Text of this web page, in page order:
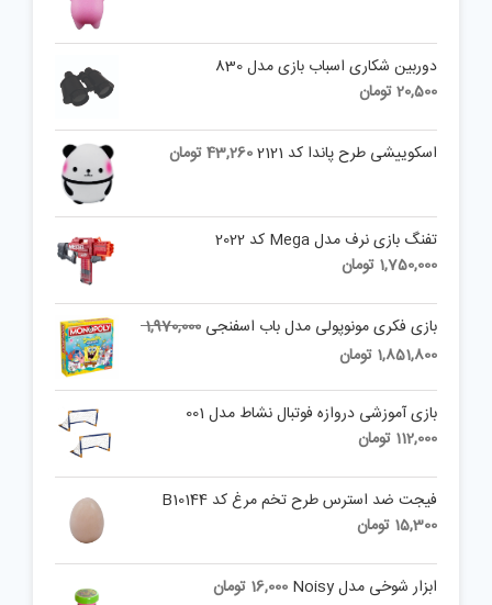
دوربین شکاری اسباب بازی مدل 830
20,500تومان
اسکوییشی طرح پاندا کد 2121 43,260تومان
تفنگ بازی نرف مدل Mega کد 2022
1,750,000 تومان
بازی فکری مونوپولی مدل باب اسفنجی 1,970,000
Original
price
was:
1,851,800 تومان
is:
1,851,800 تومان.
بازی آموزشی دروازه فوتبال نشاط مدل 001
112,000 تومان
فیجت ضد استرس طرح تخم مرغ کد B10144
15,300 تومان
ابزار شوخی مدل Noisy 16,000 تومان